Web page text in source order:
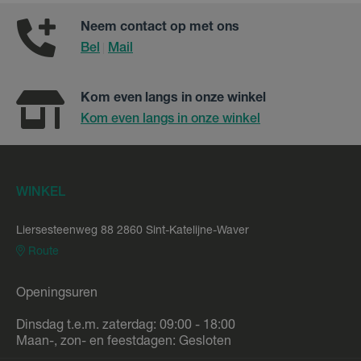
Neem contact op met ons
Bel
Mail
Kom even langs in onze winkel
Kom even langs in onze winkel
WINKEL
Liersesteenweg 88 2860 Sint-Katelijne-Waver
Route
Openingsuren
Dinsdag t.e.m. zaterdag: 09:00 - 18:00
Maan-, zon- en feestdagen: Gesloten